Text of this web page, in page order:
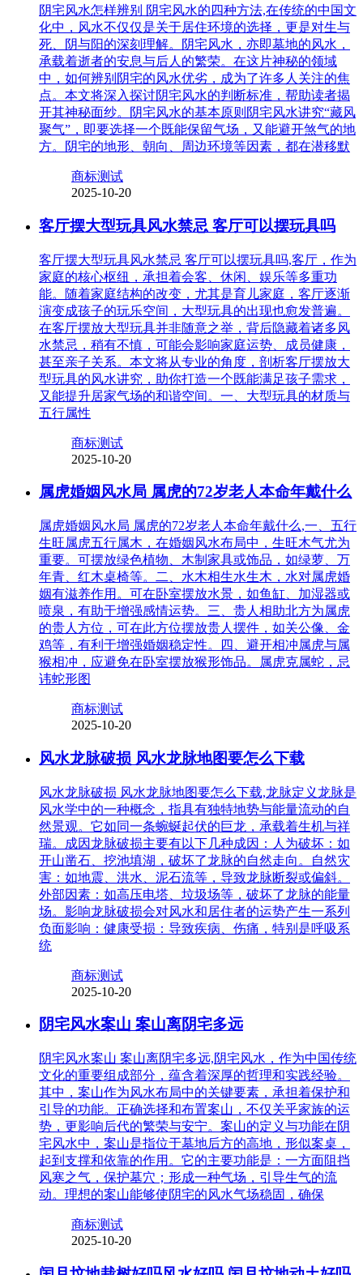
阴宅风水怎样辨别 阴宅风水的四种方法,在传统的中国文
化中，风水不仅仅是关于居住环境的选择，更是对生与
死、阴与阳的深刻理解。阴宅风水，亦即墓地的风水，
承载着逝者的安息与后人的繁荣。在这片神秘的领域
中，如何辨别阴宅的风水优劣，成为了许多人关注的焦
点。本文将深入探讨阴宅风水的判断标准，帮助读者揭
开其神秘面纱。阴宅风水的基本原则阴宅风水讲究“藏风
聚气”，即要选择一个既能保留气场，又能避开煞气的地
方。阴宅的地形、朝向、周边环境等因素，都在潜移默
商标测试
2025-10-20
客厅摆大型玩具风水禁忌 客厅可以摆玩具吗
客厅摆大型玩具风水禁忌 客厅可以摆玩具吗,客厅，作为
家庭的核心枢纽，承担着会客、休闲、娱乐等多重功
能。随着家庭结构的改变，尤其是育儿家庭，客厅逐渐
演变成孩子的玩乐空间，大型玩具的出现也愈发普遍。
在客厅摆放大型玩具并非随意之举，背后隐藏着诸多风
水禁忌，稍有不慎，可能会影响家庭运势、成员健康，
甚至亲子关系。本文将从专业的角度，剖析客厅摆放大
型玩具的风水讲究，助你打造一个既能满足孩子需求，
又能提升居家气场的和谐空间。一、大型玩具的材质与
五行属性
商标测试
2025-10-20
属虎婚姻风水局 属虎的72岁老人本命年戴什么
属虎婚姻风水局 属虎的72岁老人本命年戴什么,一、五行
生旺属虎五行属木，在婚姻风水布局中，生旺木气尤为
重要。可摆放绿色植物、木制家具或饰品，如绿萝、万
年青、红木桌椅等。二、水木相生水生木，水对属虎婚
姻有滋养作用。可在卧室摆放水景，如鱼缸、加湿器或
喷泉，有助于增强感情运势。三、贵人相助北方为属虎
的贵人方位，可在此方位摆放贵人摆件，如关公像、金
鸡等，有利于增强婚姻稳定性。四、避开相冲属虎与属
猴相冲，应避免在卧室摆放猴形饰品。属虎克属蛇，忌
讳蛇形图
商标测试
2025-10-20
风水龙脉破损 风水龙脉地图要怎么下载
风水龙脉破损 风水龙脉地图要怎么下载,龙脉定义龙脉是
风水学中的一种概念，指具有独特地势与能量流动的自
然景观。它如同一条蜿蜒起伏的巨龙，承载着生机与祥
瑞。成因龙脉破损主要有以下几种成因：人为破坏：如
开山凿石、挖池填湖，破坏了龙脉的自然走向。自然灾
害：如地震、洪水、泥石流等，导致龙脉断裂或偏斜。
外部因素：如高压电塔、垃圾场等，破坏了龙脉的能量
场。影响龙脉破损会对风水和居住者的运势产生一系列
负面影响：健康受损：导致疾病、伤痛，特别是呼吸系
统
商标测试
2025-10-20
阴宅风水案山 案山离阴宅多远
阴宅风水案山 案山离阴宅多远,阴宅风水，作为中国传统
文化的重要组成部分，蕴含着深厚的哲理和实践经验。
其中，案山作为风水布局中的关键要素，承担着保护和
引导的功能。正确选择和布置案山，不仅关乎家族的运
势，更影响后代的繁荣与安宁。案山的定义与功能在阴
宅风水中，案山是指位于墓地后方的高地，形似案桌，
起到支撑和依靠的作用。它的主要功能是：一方面阻挡
风寒之气，保护墓穴；形成一种气场，引导生气的流
动。理想的案山能够使阴宅的风水气场稳固，确保
商标测试
2025-10-20